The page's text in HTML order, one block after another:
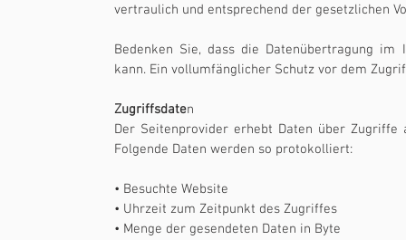
vertraulich und entsprechend der gesetzlichen
Bedenken Sie, dass die Datenübertragung
kann. Ein vollumfänglicher Schutz vor dem
Zugriffsdaten
Der Seitenprovider erhebt Daten über
Folgende Daten werden so protokolliert:
• Besuchte Website
• Uhrzeit zum Zeitpunkt des Zugriffes
• Menge der gesendeten Daten in Byte